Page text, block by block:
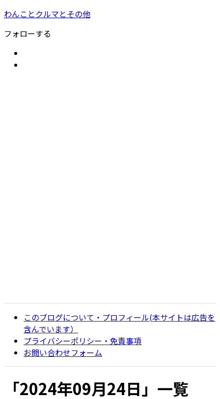
わんことクルマとその他
フォローする
このブログについて・プロフィール(本サイトは広告を
含んでいます）
プライバシーポリシー・免責事項
お問い合わせフォーム
「2024年09月24日」 一覧